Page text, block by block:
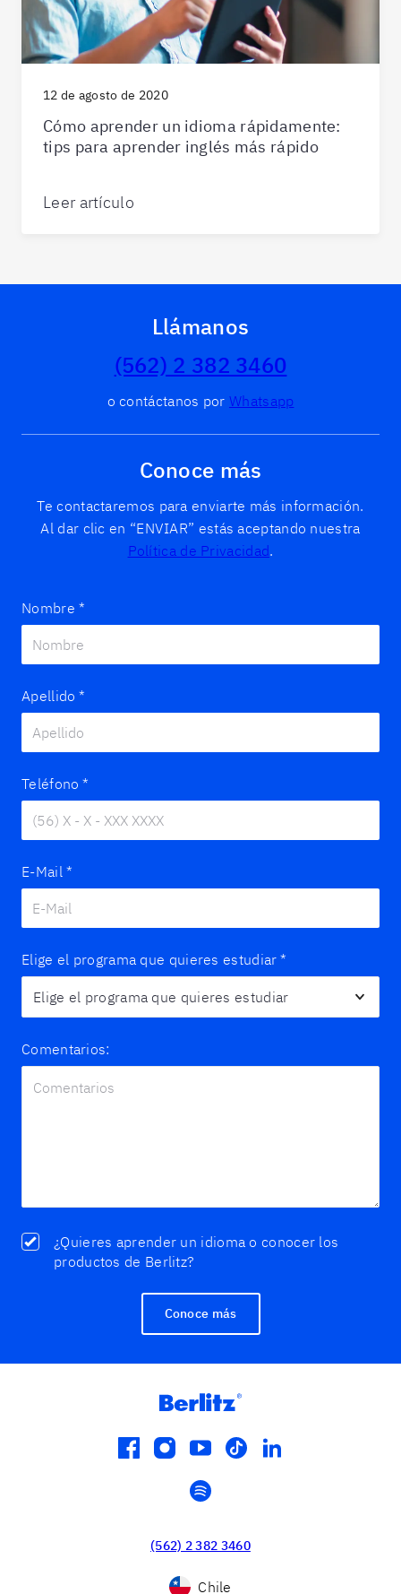
12 de agosto de 2020
Cómo aprender un idioma rápidamente:
tips para aprender inglés más rápido
Leer artículo
Llámanos
(562) 2 382 3460
o contáctanos por Whatsapp
Conoce más
Te contactaremos para enviarte más información.
Al dar clic en “ENVIAR” estás aceptando nuestra
Política de Privacidad.
Nombre *
Apellido *
Teléfono *
E-Mail *
Elige el programa que quieres estudiar *
Comentarios:
¿Quieres aprender un idioma o conocer los
productos de Berlitz?
Conoce más
facebook
instagram
youtube
tiktoklinkedin
spotify
(562) 2 382 3460
Chile